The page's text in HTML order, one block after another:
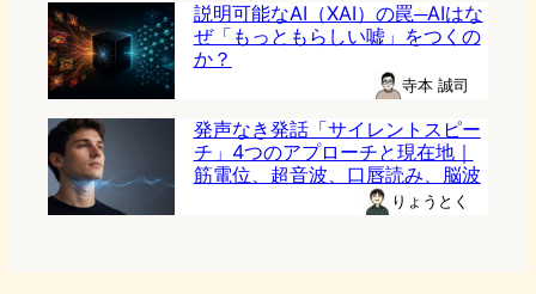
説明可能なAI（XAI）の罠─AIはな
ぜ「もっともらしい嘘」をつくの
か？
寺本 誠司
発声なき発話「サイレントスピー
チ」4つのアプローチと現在地｜
筋電位、超音波、口唇読み、脳波
りょうとく